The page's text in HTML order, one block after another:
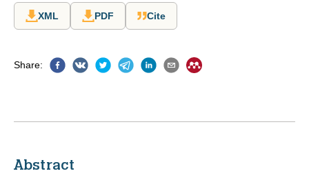
XML PDF Cite
Share:
Abstract